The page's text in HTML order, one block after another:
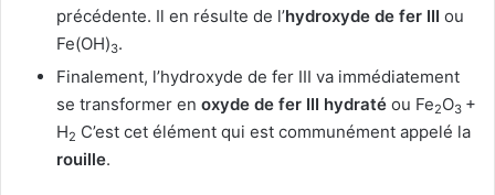
précédente. Il en résulte de l’hydroxyde de fer III ou
Fe(OH)3.
Finalement, l’hydroxyde de fer III va immédiatement
se transformer en oxyde de fer III hydraté ou Fe2O3 +
H2 C’est cet élément qui est communément appelé la
rouille.